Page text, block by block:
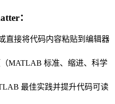
：
直接将代码内容粘贴到编辑器
MATLAB 标准、缩进、科学
最佳实践并提升代码可读